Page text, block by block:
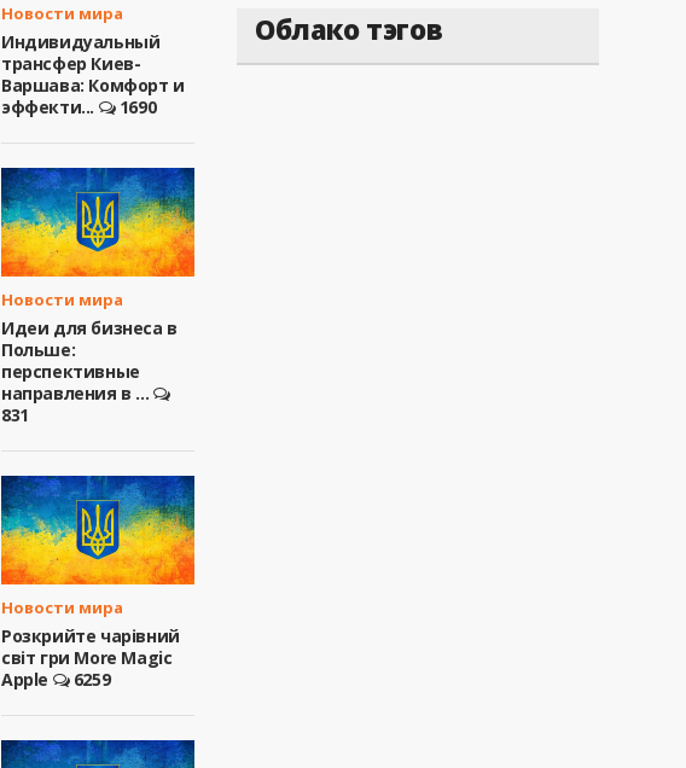
Новости мира
Индивидуальный
трансфер Киев-
Варшава: Комфорт и
эффекти...
1690
Новости мира
Идеи для бизнеса в
Польше:
перспективные
направления в ...
831
Новости мира
Розкрийте чарівний
світ гри More Magic
Apple
6259
Облако тэгов